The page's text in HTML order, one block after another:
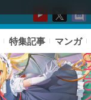
特集記事 マンガ